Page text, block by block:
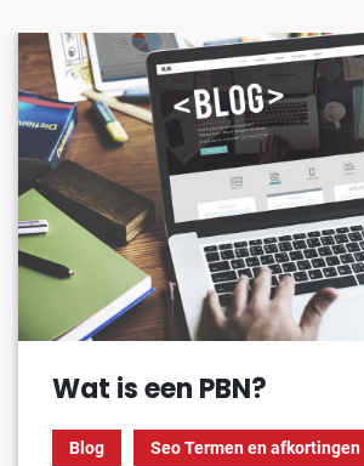
Wat is een PBN?
Blog Seo Termen en afkortingen